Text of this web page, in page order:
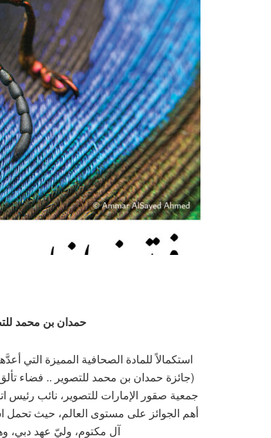
حمدان بن محمد
استكمالاً للمادة الصحافية المميزة التي
(جائزة حمدان بن محمد للتصوير .. فضاء
جمعية صقور الإمارات للتصوير، نائب رئيس
أهم الجوائز على مستوى العالم، حيث
آل مكتوم، وليّ عهد دبي،